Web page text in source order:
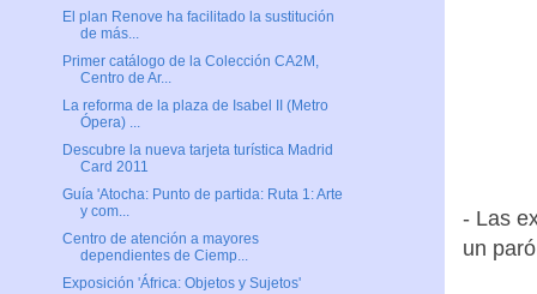
- Las
un
El plan Renove ha facilitado la sustitución
de más...
Primer catálogo de la Colección CA2M,
Centro de Ar...
La reforma de la plaza de Isabel II (Metro
Ópera) ...
Descubre la nueva tarjeta turística Madrid
Card 2011
Guía 'Atocha: Punto de partida: Ruta 1: Arte
y com...
Centro de atención a mayores
dependientes de Ciemp...
Exposición 'África: Objetos y Sujetos'